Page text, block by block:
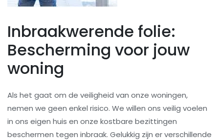
Inbraakwerende folie:
Bescherming voor jouw
woning
Als het gaat om de veiligheid van onze woningen,
nemen we geen enkel risico. We willen ons veilig voelen
in ons eigen huis en onze kostbare bezittingen
beschermen tegen inbraak. Gelukkig zijn er verschillende